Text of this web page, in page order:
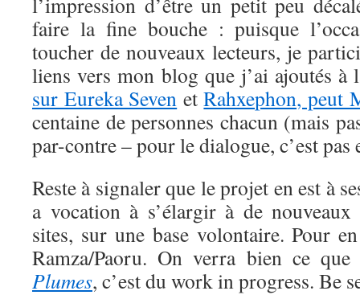
faire la fine bouche : puisque
toucher de nouveaux lecteurs, je
liens vers mon blog que j’ai ajoutés à
sur Eureka Seven etRahxephon, peut
centaine de personnes chacun (mais
par-contre – pour le dialogue, c’est pas
Reste à signaler que le projet en est à
a vocation à s’élargir à de
sites, sur une base volontaire. Pour
Ramza/Paoru. On verra bien ce
Plumes, c’est du work in progress. Be